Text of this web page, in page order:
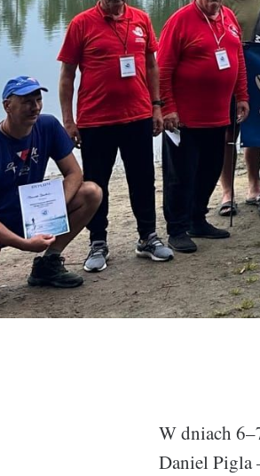
W dniach
Daniel Pigla